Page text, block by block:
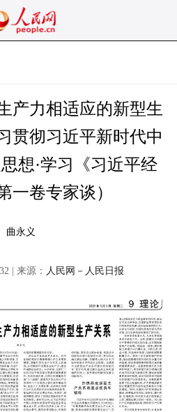
产力相适应的新型生
贯彻习近平新时代中
想·学习《习近平经
一卷专家谈）
曲永义
| 来源： 人民网－人民日报